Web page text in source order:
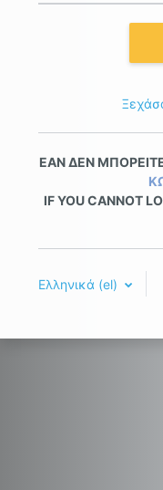
ΕΑΝ ΔΕΝ
IF YOU CANNOT
Ελληνικά ‎(el)‎